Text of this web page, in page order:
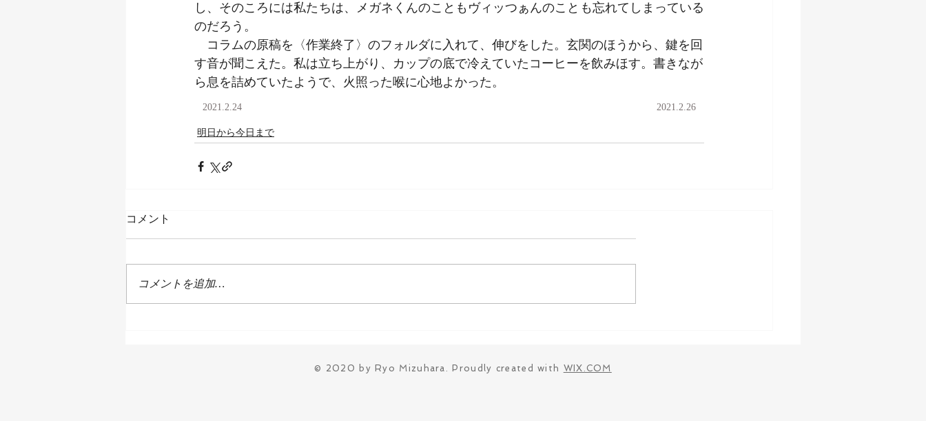
し、そのころには私たちは、メガネくんのこともヴィッつぁんのことも忘れてしまっている
のだろう。
コラムの原稿を〈作業終了〉のフォルダに入れて、伸びをした。玄関のほうから、鍵を回
す音が聞こえた。私は立ち上がり、カップの底で冷えていたコーヒーを飲みほす。書きなが
ら息を詰めていたようで、火照った喉に心地よかった。
2021.2.26
2021.2.24
明日から今日まで
コメント
コメントを追加…
© 2020 by Ryo Mizuhara. Proudly created with WIX.COM